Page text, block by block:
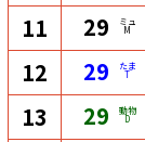
11 29 ミュ
M
12 29 たま
T
13 29 動物
D